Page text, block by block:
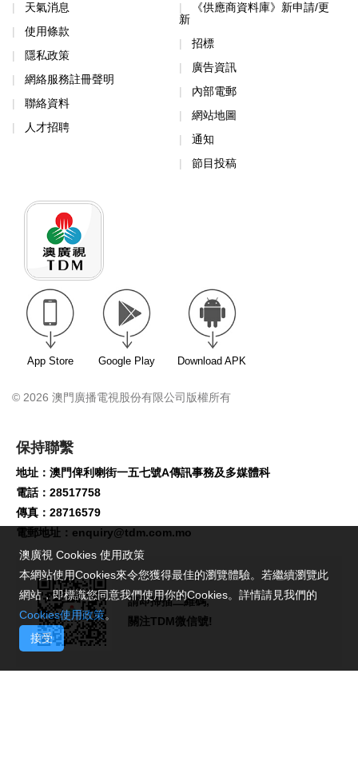
天氣消息
使用條款
隱私政策
網絡服務註冊聲明
聯絡資料
人才招聘
《供應商資料庫》新申請/更
新
招標
廣告資訊
內部電郵
網站地圖
通知
節目投稿
App Store Google Play Download APK
© 2026 澳門廣播電視股份有限公司版權所有
保持聯繫
地址：澳門俾利喇街一五七號A傳訊事務及多媒體科
電話：28517758
傳真：28716579
電郵地址： enquiry@tdm.com.mo
請即掃描二維碼,
關注TDM微信號!
澳廣視 Cookies 使用政策
本網站使用Cookies來令您獲得最佳的瀏覽體驗。若繼續瀏覽此
網站，即標識您同意我們使用你的Cookies。詳情請見我們的
Cookies使用政策。
接受